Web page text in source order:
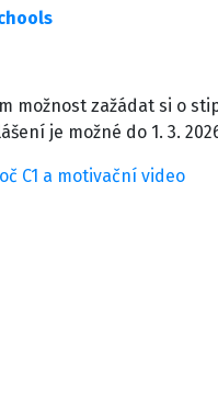
možnost zažádat si o
je možné do 1. 3.
C1 a motivační video